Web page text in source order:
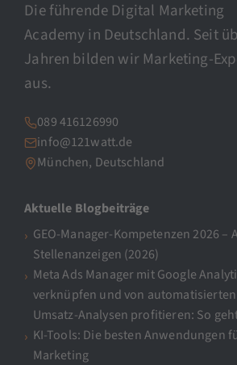
Die führende Digital Marketing
Academy in Deutschland. Seit
Jahren bilden wir Marketing-
aus.
089 416126990
info@121watt.de
München, Deutschland
Aktuelle Blogbeiträge
GEO-Manager-Kompetenzen 2026 –
Stellenanzeigen (2026)
Meta Ads Manager mit Google
verknüpfen und von
Umsatz-Analysen profitieren: So
KI-Tools: Die besten Anwendungen
Marketing